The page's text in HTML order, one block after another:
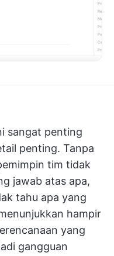
sangat penting
penting. Tanpa
tim tidak
jawab atas apa,
tahu apa yang
hampir
yang
gangguan